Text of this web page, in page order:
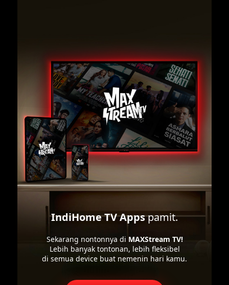
IndiHome TV Appspamit.
Sekarang nontonnya di MAXStream TV!
Lebih banyak tontonan, lebih fleksibel
di semua device buat nemenin hari kamu.